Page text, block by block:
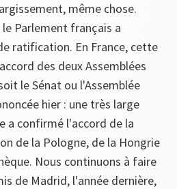
même chose.
Parlement français a
ratification. En France, cette
des deux Assemblées
le Sénat ou l'Assemblée
hier : une très large
a confirmé l'accord de la
de la Pologne, de la Hongrie
Nous continuons à faire
de Madrid, l'année dernière,